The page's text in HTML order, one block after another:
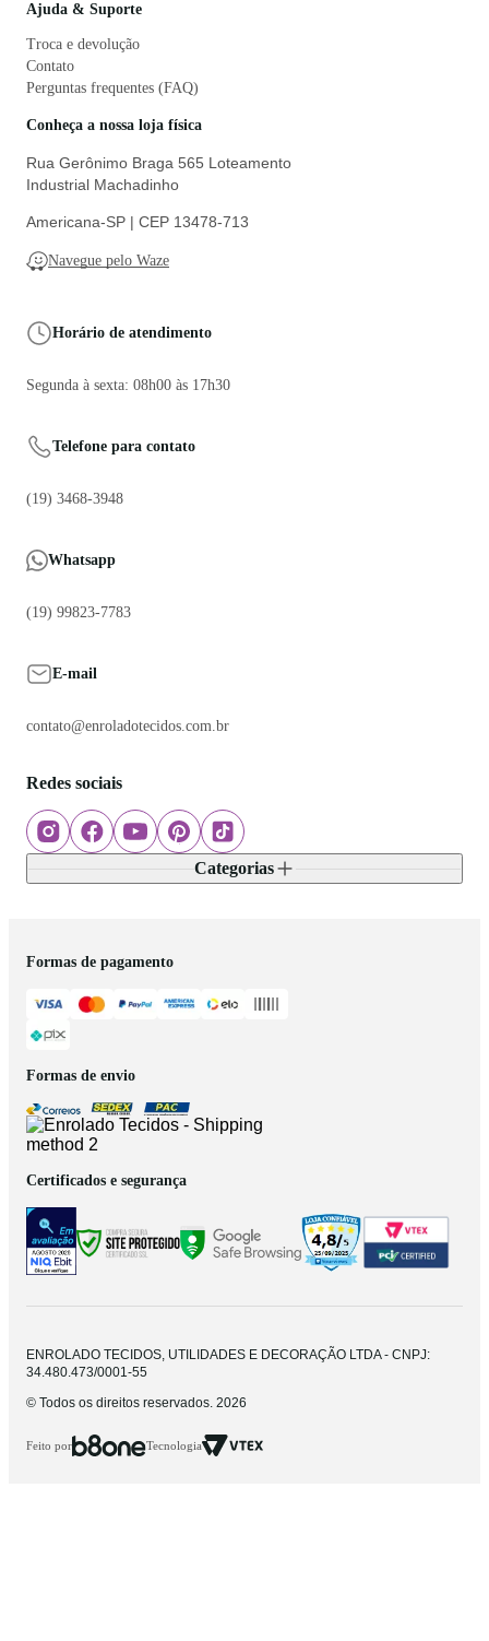
Ajuda & Suporte
Troca e devolução
Contato
Perguntas frequentes (FAQ)
Conheça a nossa loja física
Rua Gerônimo Braga 565 Loteamento
Industrial Machadinho
Americana-SP | CEP 13478-713
Navegue pelo Waze
Horário de atendimento
Segunda à sexta: 08h00 às 17h30
Telefone para contato
(19) 3468-3948
Whatsapp
(19) 99823-7783
E-mail
contato@enroladotecidos.com.br
Redes sociais
Categorias
Formas de pagamento
Formas de envio
Certificados e segurança
ENROLADO TECIDOS, UTILIDADES E DECORAÇÃO LTDA - CNPJ:
34.480.473/0001-55
© Todos os direitos reservados. 2026
Feito por Tecnologia